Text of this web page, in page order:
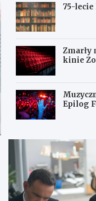
75-
Zmarły
kinie
Epilog